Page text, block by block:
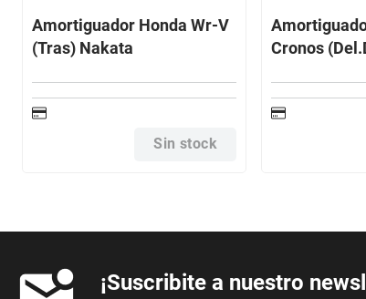
Amortiguador Honda Wr-V
(Tras) Nakata
Sin stock
Cronos
¡Suscribite a nuestro